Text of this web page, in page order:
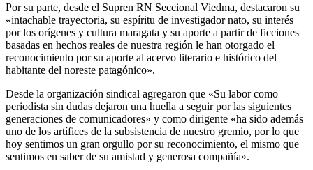
Por su parte, desde el Supren RN Seccional Viedma, destacaron su
«intachable trayectoria, su espíritu de investigador nato, su interés
por los orígenes y cultura maragata y su aporte a partir de ficciones
basadas en hechos reales de nuestra región le han otorgado el
reconocimiento por su aporte al acervo literario e histórico del
habitante del noreste patagónico».
Desde la organización sindical agregaron que «Su labor como
periodista sin dudas dejaron una huella a seguir por las siguientes
generaciones de comunicadores» y como dirigente «ha sido además
uno de los artífices de la subsistencia de nuestro gremio, por lo que
hoy sentimos un gran orgullo por su reconocimiento, el mismo que
sentimos en saber de su amistad y generosa compañía».